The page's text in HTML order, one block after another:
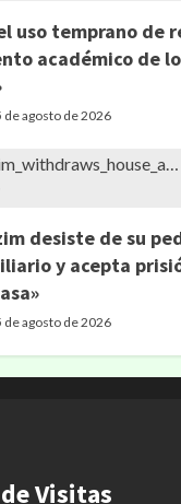
uso temprano de
académico de
de agosto de 2026
desiste de su
y acepta
de agosto de 2026
Visitas